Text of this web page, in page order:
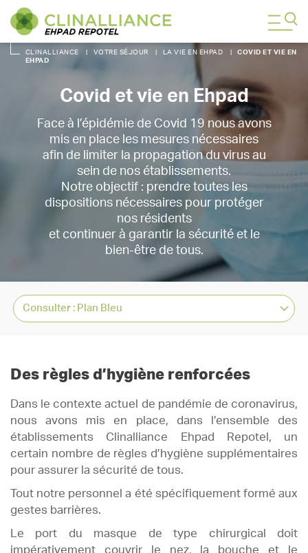
CLINALLIANCE VOTRE SÉJOUR LA VIE EN EHPAD
COVID ET VIE EN
EHPAD
Covid et vie en Ehpad
Face à l’épidémie de Covid 19 nous avons
mis en place les mesures nécessaires
afin de limiter la propagation du virus au
sein de nos établissements.
Notre objectif : prendre toutes les
dispositions nécessaires pour protéger
nos résidents
et continuer à garantir la sécurité et le
bien-être de tous.
Des règles d’hygiène renforcées
Dans le contexte actuel de pandémie de coronavirus,
nous avons mis en place, dans l’ensemble des
établissements Clinalliance Ehpad Repotel, un
certain nombre de règles d’hygiène supplémentaires
pour assurer la sécurité de tous.
Tout notre personnel a été spécifiquement formé aux
gestes barrières.
Le port du masque de type chirurgical doit
impérativement couvrir le nez, la bouche et le